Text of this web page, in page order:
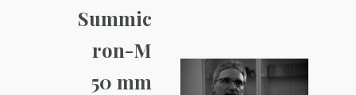
Summic
ron-M
50 mm